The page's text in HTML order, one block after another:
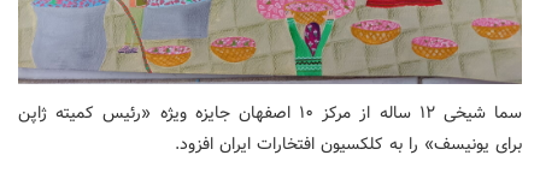
سما شیخی ۱۲ ساله از مرکز ۱۰ اصفهان جایزه ویژه «رئیس کمیته ژاپن
برای یونیسف» را به کلکسیون افتخارات ایران افزود.